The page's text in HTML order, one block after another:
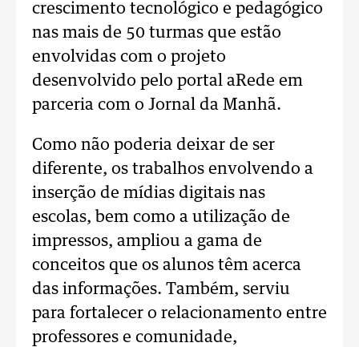
crescimento tecnológico e pedagógico
nas mais de 50 turmas que estão
envolvidas com o projeto
desenvolvido pelo portal aRede em
parceria com o Jornal da Manhã.
Como não poderia deixar de ser
diferente, os trabalhos envolvendo a
inserção de mídias digitais nas
escolas, bem como a utilização de
impressos, ampliou a gama de
conceitos que os alunos têm acerca
das informações. Também, serviu
para fortalecer o relacionamento entre
professores e comunidade,